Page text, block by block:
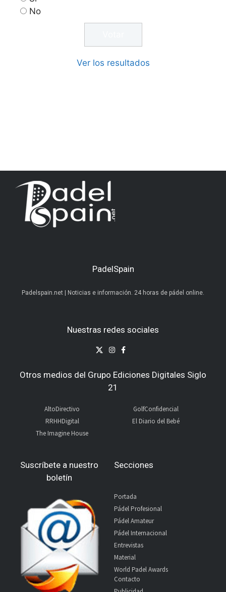
No
Ver los resultados
PadelSpain
Padelspain.net | Noticias e información. 24 horas de pádel online.
Nuestras redes sociales
Otros medios del Grupo Ediciones Digitales Siglo
21
AltoDirectivo
RRHHDigital
The Imagine House
GolfConfidencial
El Diario del Bebé
Suscríbete a nuestro
boletín
Secciones
Portada
Pádel Profesional
Pádel Amateur
Pádel Internacional
Entrevistas
Material
World Padel Awards
Contacto